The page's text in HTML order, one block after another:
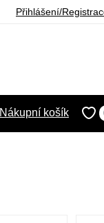
Přihlášení/
Nákupní košík